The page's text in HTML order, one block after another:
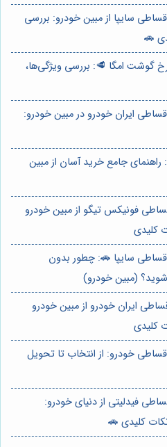
سایپا از مبین خودرو: بررسی
🚗
گوشت امگا 🥩: بررسی ویژگی‌ها،
ایران خودرو در مبین خودرو:
جامع خرید آسان از مبین
فونیکس تیگو از مبین خودرو
کلیدی
سایپا 🚗: چطور بدون
(مبین خودرو)
ایران خودرو از مبین خودرو
کلیدی
خودرو: از انتخاب تا تحویل
فیدلیتی از دنیای خودرو:
کلیدی 🚗